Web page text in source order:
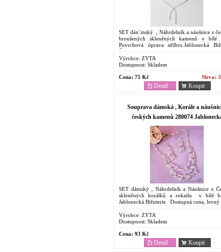
SET dán´mský , Náhrdelník a náušnice z
broušených skleněných kamenů v bílé
Povrchová úprava stříbro.Jablonecká
Výrobce: ZYTA
Dostupnost: Skladem
Cena: 75 Kč Sleva:
Koupit
Detail
Souprava dámská , Korále a
českých kamenů 280074
bižuterie
SET dámský , Náhrdelník a Náušnice z
skleněných korálků a rokailu v bílé
Jablonecká Bižuterie. Dostupná cena, levný
Výrobce: ZYTA
Dostupnost: Skladem
Cena: 93 Kč
Koupit
Detail